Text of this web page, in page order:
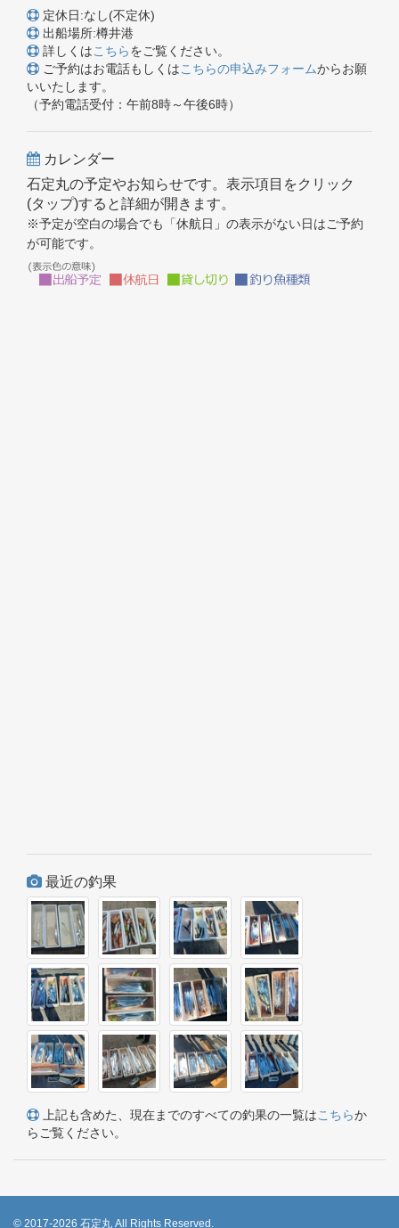
定休日:なし(不定休)
出船場所:樽井港
詳しくはこちらをご覧ください。
ご予約はお電話もしくはこちらの申込みフォームからお願
いいたします。
（予約電話受付：午前8時～午後6時）
カレンダー
石定丸の予定やお知らせです。表示項目をクリック
(タップ)すると詳細が開きます。
※予定が空白の場合でも「休航日」の表示がない日はご予約
が可能です。
最近の釣果
上記も含めた、現在までのすべての釣果の一覧はこちらか
らご覧ください。
© 2017-2026 石定丸 All Rights Reserved.